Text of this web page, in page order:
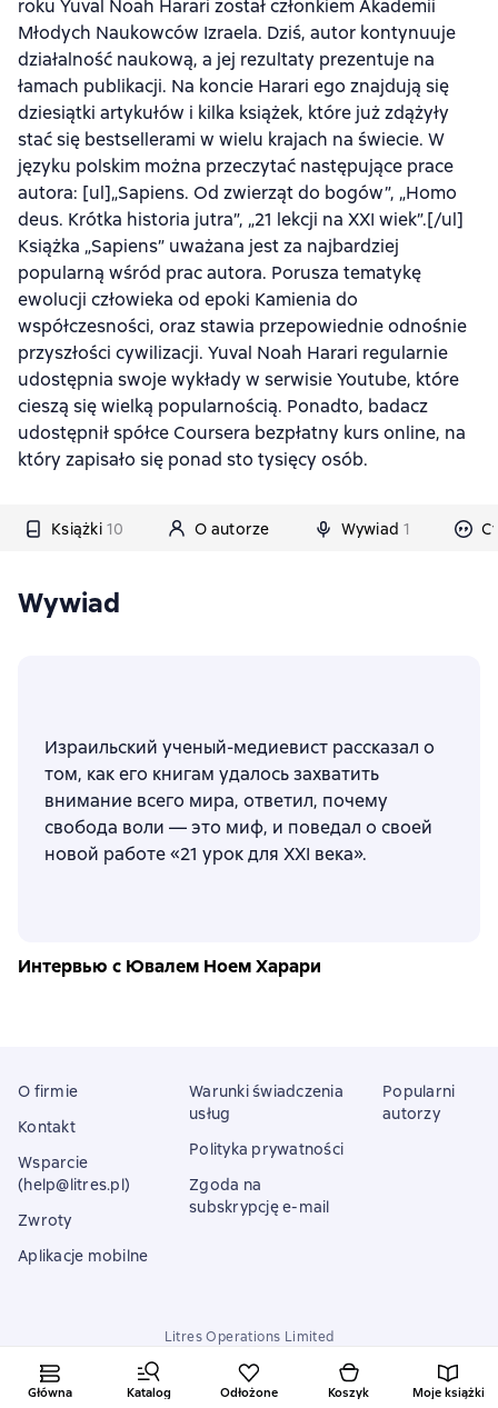
Główna Katalog Odłożone Koszyk Moje książki
roku Yuval Noah Harari został członkiem Akademii
Młodych Naukowców Izraela. Dziś, autor kontynuuje
działalność naukową, a jej rezultaty prezentuje na
łamach publikacji. Na koncie Harari ego znajdują się
dziesiątki artykułów i kilka książek, które już zdążyły
stać się bestsellerami w wielu krajach na świecie. W
języku polskim można przeczytać następujące prace
autora: [ul]„Sapiens. Od zwierząt do bogów”, „Homo
deus. Krótka historia jutra”, „21 lekcji na XXI wiek”.[/ul]
Książka „Sapiens” uważana jest za najbardziej
popularną wśród prac autora. Porusza tematykę
ewolucji człowieka od epoki Kamienia do
współczesności, oraz stawia przepowiednie odnośnie
przyszłości cywilizacji. Yuval Noah Harari regularnie
udostępnia swoje wykłady w serwisie Youtube, które
cieszą się wielką popularnością. Ponadto, badacz
udostępnił spółce Coursera bezpłatny kurs online, na
który zapisało się ponad sto tysięcy osób.
Książki 10 O autorze Wywiad 1
Wywiad
Израильский ученый-медиевист рассказал о
том, как его книгам удалось захватить
внимание всего мира, ответил, почему
свобода воли — это миф, и поведал о своей
новой работе «21 урок для XXI века».
Интервью с Ювалем Ноем Харари
O firmie
Kontakt
Wsparcie
(help@litres.pl)
Zwroty
Aplikacje mobilne
Warunki świadczenia
usług
Polityka prywatności
Zgoda na
subskrypcję e-mail
Popularni
autorzy
Litres Operations Limited